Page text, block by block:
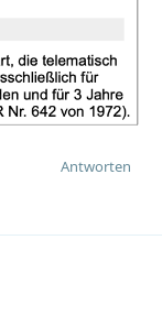
Antworten